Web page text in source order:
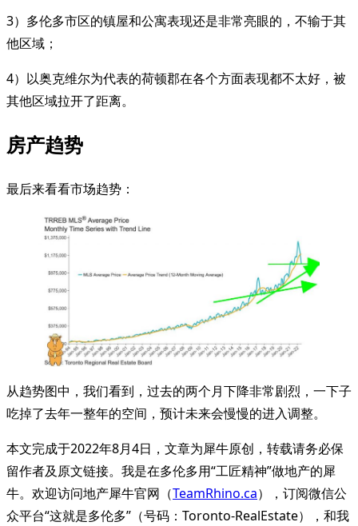
3）多伦多市区的镇屋和公寓表现还是非常亮眼的，不输于其
他区域；
4）以奥克维尔为代表的荷顿郡在各个方面表现都不太好，被
其他区域拉开了距离。
房产趋势
最后来看看市场趋势：
从趋势图中，我们看到，过去的两个月下降非常剧烈，一下子
吃掉了去年一整年的空间，预计未来会慢慢的进入调整。
本文完成于2022年8月4日，文章为犀牛原创，转载请务必保
留作者及原文链接。我是在多伦多用“工匠精神”做地产的犀
牛。欢迎访问地产犀牛官网（TeamRhino.ca），订阅微信公
众平台“这就是多伦多”（号码：Toronto-RealEstate），和我